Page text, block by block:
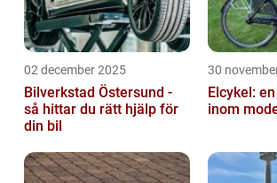
02 december 2025
Bilverkstad Östersund -
så hittar du rätt hjälp för
din bil
30
Elcykel:
inom